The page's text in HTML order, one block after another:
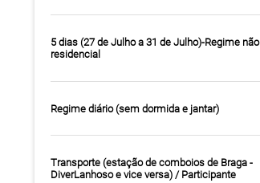
5 dias (27 de Julho a 31 de Julho)-Regime não
residencial
Regime diário (sem dormida e jantar)
Transporte (estação de comboios de Braga -
DiverLanhoso e vice versa) / Participante